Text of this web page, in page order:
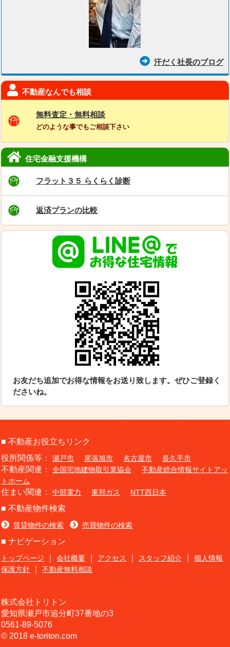
汗だく社長のブログ
不動産なんでも相談
無料査定・無料相談
どのような事でもご相談下さい
住宅金融支援機構
フラット３５ らくらく診断
返済プランの比較
お友だち追加でお得な情報をお送り致します。ぜひご登録く
ださいね。
■ 不動産お役立ちリンク
役所関係等：瀬戸市 尾張旭市 名古屋市 長久手市
不動産関連：全国宅地建物取引業協会
不動産総合情報サイトアッ
トホーム
住まい関連：中部電力 東邦ガス NTT西日本
■ 不動産物件検索
賃貸物件の検索 売買物件の検索
■ ナビゲーション
トップページ｜会社概要｜アクセス｜スタッフ紹介｜個人情報
保護方針｜不動産無料相談
株式会社トリトン
愛知県瀬戸市追分町37番地の3
0561-89-5076
© 2018 e-toriton.com